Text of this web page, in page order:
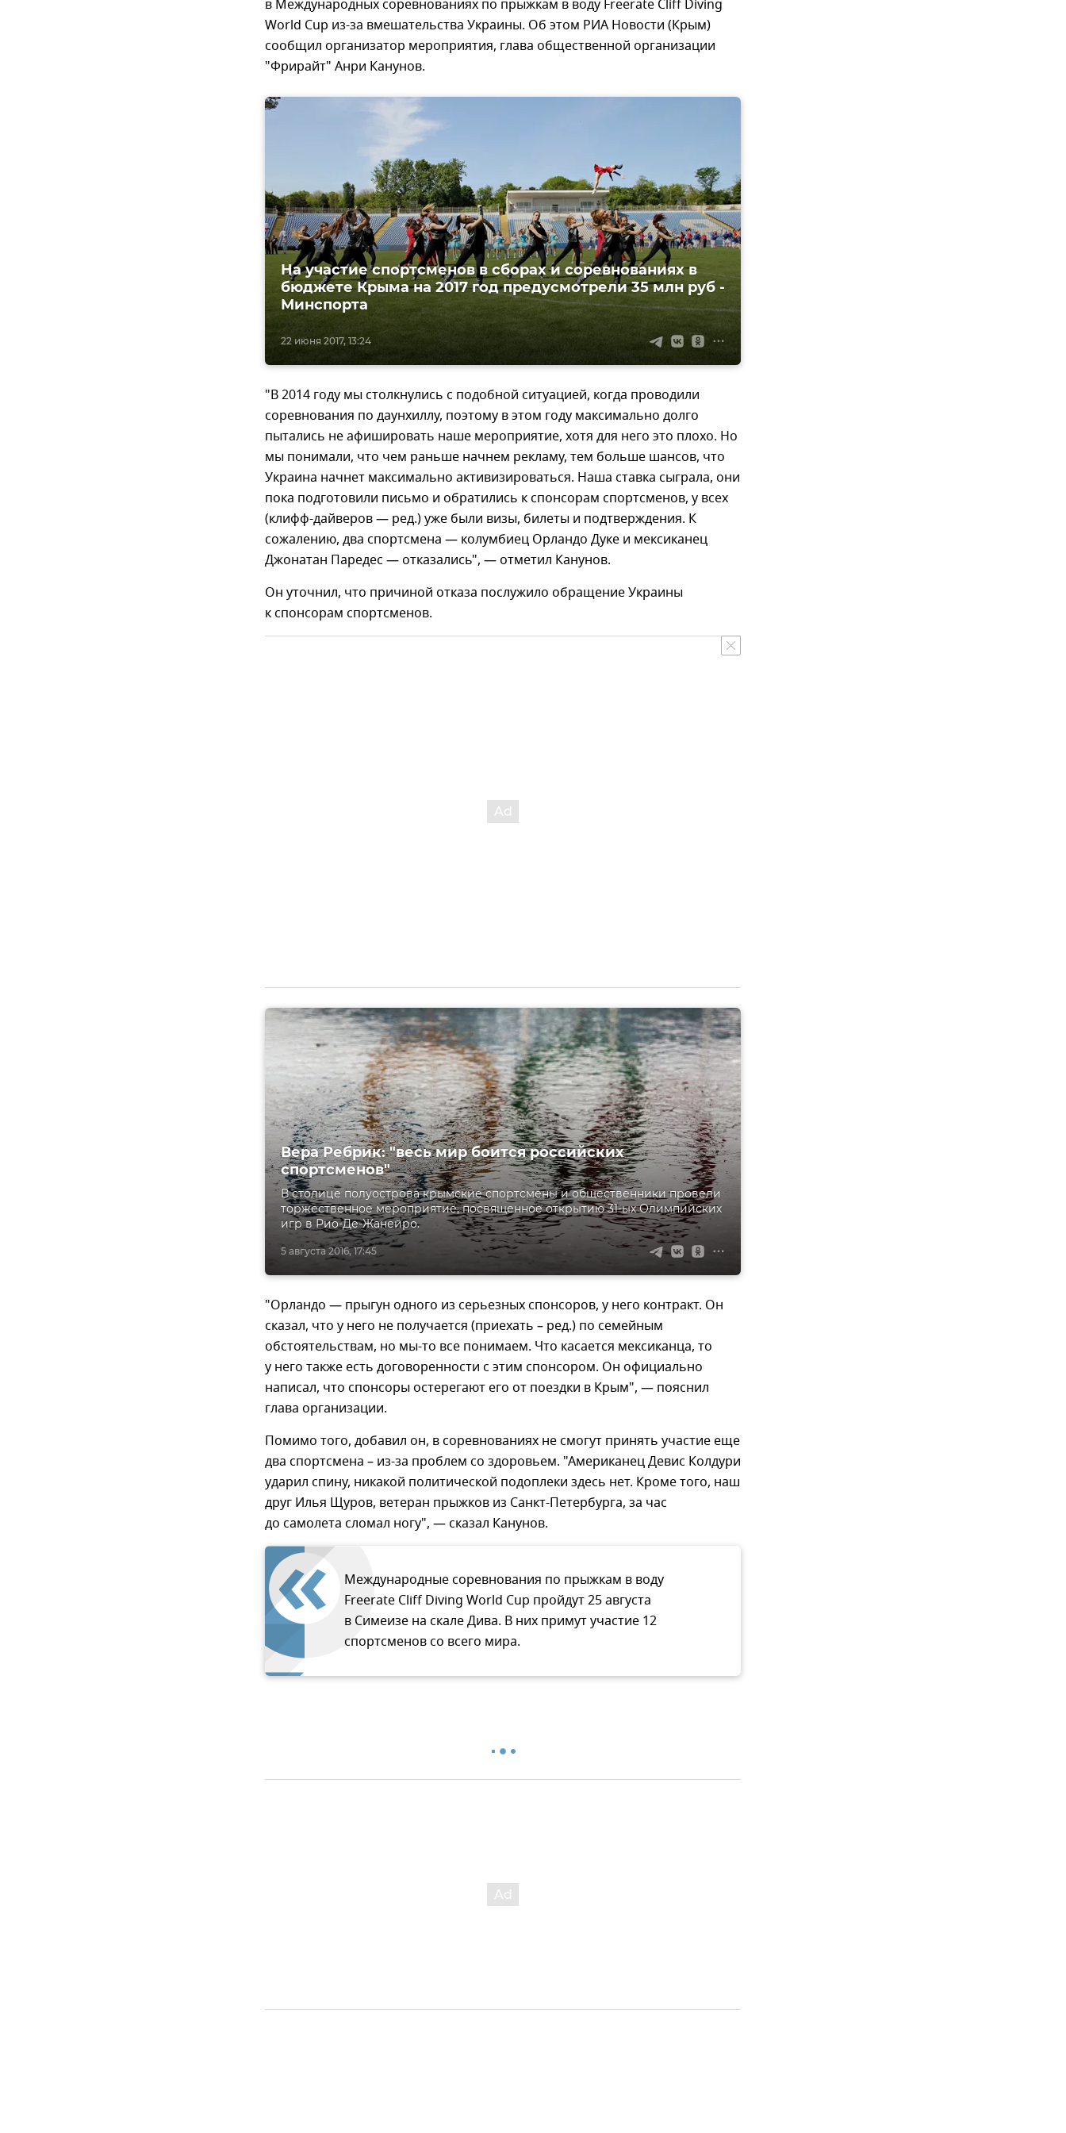
в Международных соревнованиях по прыжкам в воду Freerate Cliff Diving
World Cup из-за вмешательства Украины. Об этом РИА Новости (Крым)
сообщил организатор мероприятия, глава общественной организации
"Фрирайт" Анри Канунов.
22 июня 2017, 13:24
На участие спортсменов в сборах и соревнованиях в
бюджете Крыма на 2017 год предусмотрели 35 млн руб -
Минспорта
"В 2014 году мы столкнулись с подобной ситуацией, когда проводили
соревнования по даунхиллу, поэтому в этом году максимально долго
пытались не афишировать наше мероприятие, хотя для него это плохо. Но
мы понимали, что чем раньше начнем рекламу, тем больше шансов, что
Украина начнет максимально активизироваться. Наша ставка сыграла, они
пока подготовили письмо и обратились к спонсорам спортсменов, у всех
(клифф-дайверов — ред.) уже были визы, билеты и подтверждения. К
сожалению, два спортсмена — колумбиец Орландо Дуке и мексиканец
Джонатан Паредес — отказались", — отметил Канунов.
Он уточнил, что причиной отказа послужило обращение Украины
к спонсорам спортсменов.
5 августа 2016, 17:45
Вера Ребрик: "весь мир боится российских
спортсменов"
В столице полуострова крымские спортсмены и общественники провели
торжественное мероприятие, посвященное открытию 31-ых Олимпийских
игр в Рио-Де-Жанейро.
"Орландо — прыгун одного из серьезных спонсоров, у него контракт. Он
сказал, что у него не получается (приехать – ред.) по семейным
обстоятельствам, но мы-то все понимаем. Что касается мексиканца, то
у него также есть договоренности с этим спонсором. Он официально
написал, что спонсоры остерегают его от поездки в Крым", — пояснил
глава организации.
Помимо того, добавил он, в соревнованиях не смогут принять участие еще
два спортсмена – из-за проблем со здоровьем. "Американец Девис Колдури
ударил спину, никакой политической подоплеки здесь нет. Кроме того, наш
друг Илья Щуров, ветеран прыжков из Санкт-Петербурга, за час
до самолета сломал ногу", — сказал Канунов.
Международные соревнования по прыжкам в воду
Freerate Cliff Diving World Cup пройдут 25 августа
в Симеизе на скале Дива. В них примут участие 12
спортсменов со всего мира.